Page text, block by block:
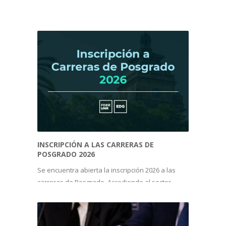
INSCRIPCIÓN A LAS CARRERAS DE
POSGRADO 2026
Se encuentra abierta la inscripción 2026 a las
carreras de Posgrado. Accediendo al sector
carrera cuya inscripción está abierta y que se
encuentra en el siguiente listado: Doctorado en